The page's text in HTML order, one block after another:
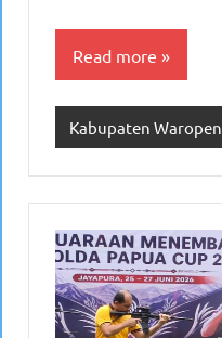
Read more
Kabupaten Waropen